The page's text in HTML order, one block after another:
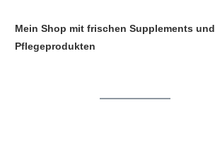
Mein Shop mit frischen Supplements und
Pflegeprodukten